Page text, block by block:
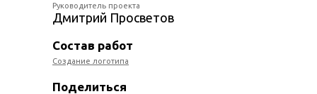
Руководитель проекта
Дмитрий Просветов
Состав работ
Создание логотипа
Поделиться